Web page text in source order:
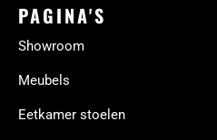
PAGINA'S
Showroom
Meubels
Eetkamer stoelen